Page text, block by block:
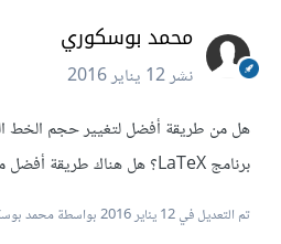
محمد بوسكوري
نشر12 يناير 2016
هل من طريقة أفضل لتغيير حجم الخط
برنامج LaTeX؟ هل هناك طريقة أفضل من استعمال خاصية tiny\ ؟
تم التعديل في12 يناير 2016 بواسطة محمد